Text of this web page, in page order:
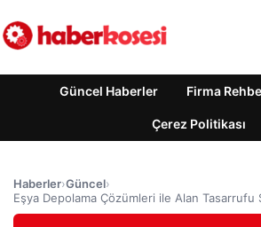
Güncel Haberler Firma
Çerez Politikası
Haberler›Güncel›
Eşya Depolama Çözümleri ile Alan Tasarrufu